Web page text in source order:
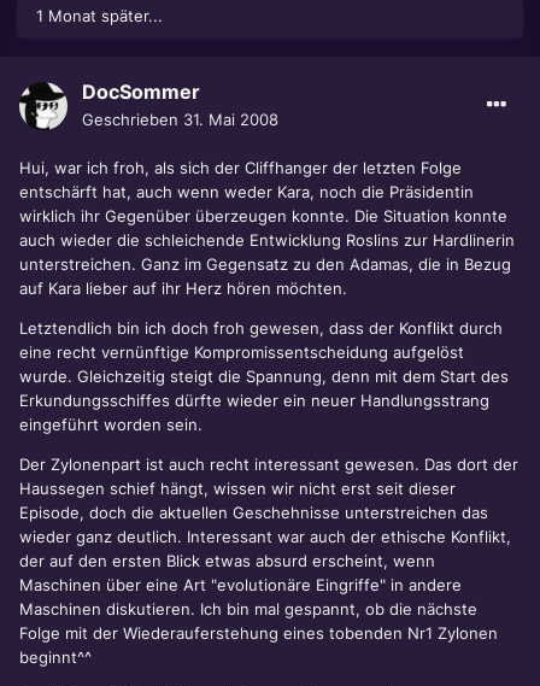
1 Monat später...
DocSommer
Geschrieben 31. Mai 2008
Hui, war ich froh, als sich der Cliffhanger der letzten Folge
entschärft hat, auch wenn weder Kara, noch die Präsidentin
wirklich ihr Gegenüber überzeugen konnte. Die Situation konnte
auch wieder die schleichende Entwicklung Roslins zur Hardlinerin
unterstreichen. Ganz im Gegensatz zu den Adamas, die in Bezug
auf Kara lieber auf ihr Herz hören möchten.
Letztendlich bin ich doch froh gewesen, dass der Konflikt durch
eine recht vernünftige Kompromissentscheidung aufgelöst
wurde. Gleichzeitig steigt die Spannung, denn mit dem Start des
Erkundungsschiffes dürfte wieder ein neuer Handlungsstrang
eingeführt worden sein.
Der Zylonenpart ist auch recht interessant gewesen. Das dort der
Haussegen schief hängt, wissen wir nicht erst seit dieser
Episode, doch die aktuellen Geschehnisse unterstreichen das
wieder ganz deutlich. Interessant war auch der ethische Konflikt,
der auf den ersten Blick etwas absurd erscheint, wenn
Maschinen über eine Art "evolutionäre Eingriffe" in andere
Maschinen diskutieren. Ich bin mal gespannt, ob die nächste
Folge mit der Wiederauferstehung eines tobenden Nr1 Zylonen
beginnt^^